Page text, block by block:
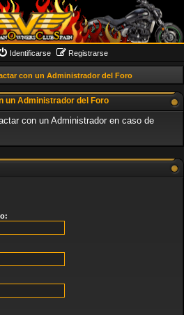
Identificarse Registrarse
con un Administrador del Foro
un Administrador del Foro
con un Administrador en caso de